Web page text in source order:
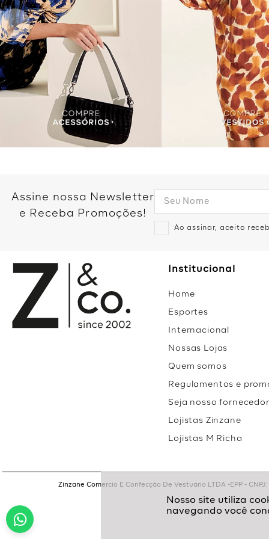
Assine nossa Newsletter
e Receba Promoções!
Ao assinar, aceito
Institucional
Home
Esportes
Internacional
Nossas Lojas
Quem somos
Regulamentos e
Seja nosso fornecedor
Lojistas Zinzane
Lojistas M Richa
Zinzane Comercio E Confecção De Vestuário LTDA -EPP -